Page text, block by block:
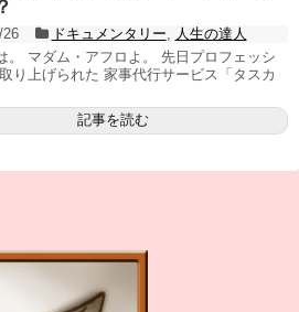
26 ドキュメンタリー
人生の達人
。 マダム・アフロよ。 先日プロフェッシ
り上げられた 家事代行サービス「タスカ
記事を読む